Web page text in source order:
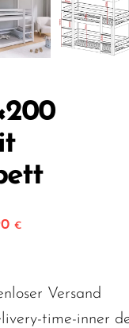
Preis war:
€
Versand
time-inner